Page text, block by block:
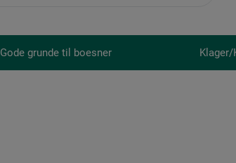
Gode grunde til boesner